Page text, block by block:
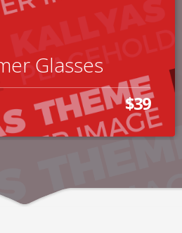
Glasses
$39